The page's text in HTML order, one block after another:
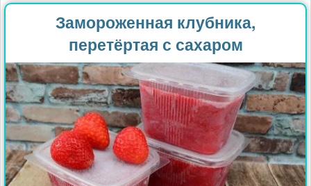
Замороженная клубника,
перетёртая с сахаром